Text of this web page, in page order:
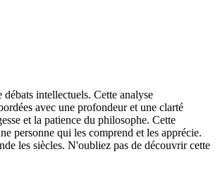
intellectuels. Cette analyse
avec une profondeur et une clarté
et la patience du philosophe. Cette
personne qui les comprend et les apprécie.
les siècles. N'oubliez pas de découvrir cette